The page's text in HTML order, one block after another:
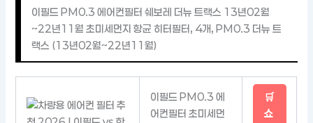
이필드 PM0.3 에어컨필터 쉐보레 더뉴 트랙스 13년02월
~22년11월 초미세먼지 항균 히터필터, 4개, PM0.3 더뉴 트
랙스 (13년02월~22년11월)
이필드 PM0.3 에
어컨필터 초미세먼
🛒
쇼